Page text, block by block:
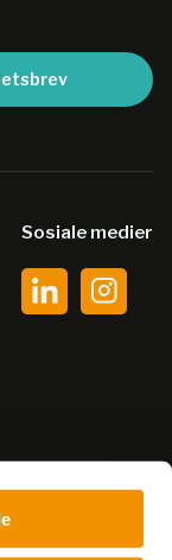
Sosiale medier